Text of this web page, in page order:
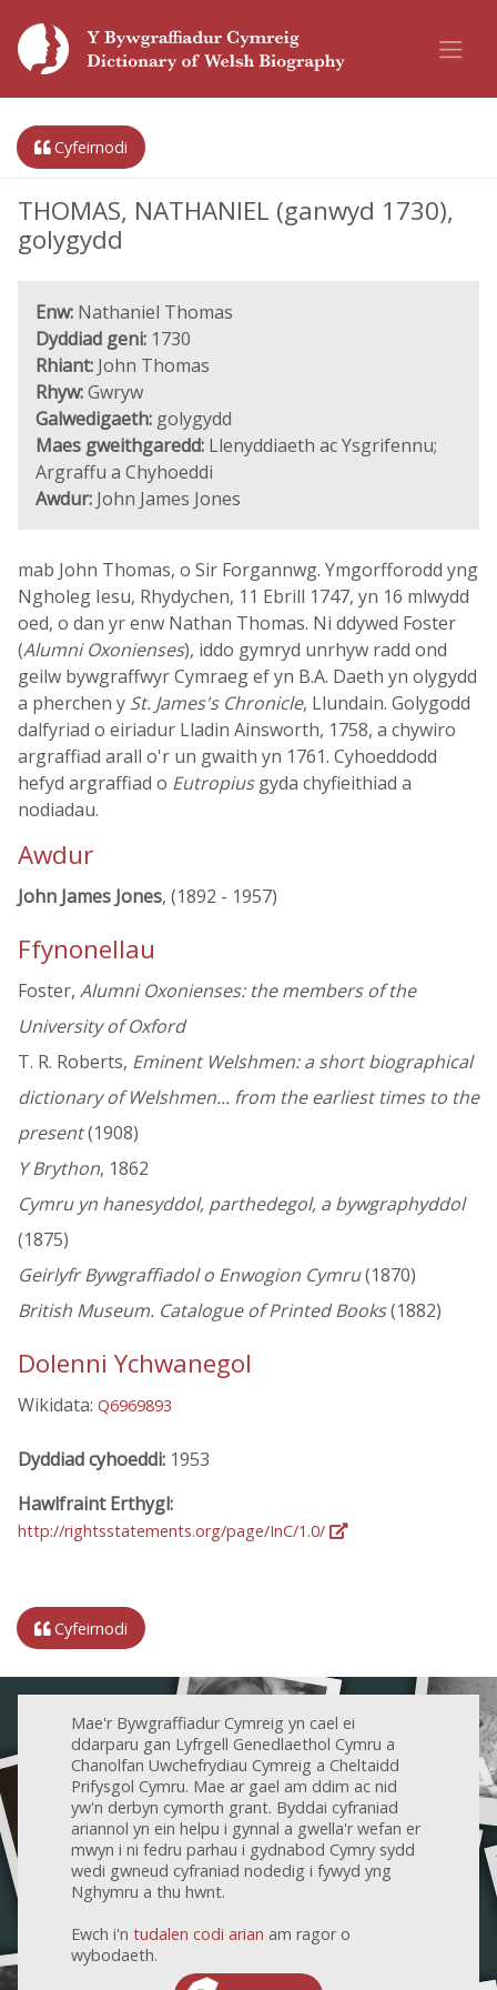
Cyfeirnodi
THOMAS, NATHANIEL (ganwyd 1730),
golygydd
Enw: Nathaniel Thomas
Dyddiad geni: 1730
Rhiant: John Thomas
Rhyw:Gwryw
Galwedigaeth: golygydd
Maes gweithgaredd: Llenyddiaeth ac Ysgrifennu;
Argraffu a Chyhoeddi
Awdur: John James Jones
mab John Thomas, o Sir Forgannwg. Ymgorfforodd yng
Ngholeg Iesu, Rhydychen, 11 Ebrill 1747, yn 16 mlwydd
oed, o dan yr enw Nathan Thomas. Ni ddywed Foster
(Alumni Oxonienses), iddo gymryd unrhyw radd ond
geilw bywgraffwyr Cymraeg ef yn B.A. Daeth yn olygydd
a pherchen y St. James's Chronicle, Llundain. Golygodd
dalfyriad o eiriadur Lladin Ainsworth, 1758, a chywiro
argraffiad arall o'r un gwaith yn 1761. Cyhoeddodd
hefyd argraffiad o Eutropiusgyda chyfieithiad a
nodiadau.
Awdur
John James Jones, (1892 - 1957)
Ffynonellau
Foster, Alumni Oxonienses: the members of the
University of Oxford
T. R. Roberts, Eminent Welshmen: a short biographical
dictionary of Welshmen... from the earliest times to the
present(1908)
Y Brython, 1862
Cymru yn hanesyddol, parthedegol, a bywgraphyddol
(1875)
Geirlyfr Bywgraffiadol o Enwogion Cymru(1870)
British Museum. Catalogue of Printed Books(1882)
Dolenni Ychwanegol
Wikidata: Q6969893
Dyddiad cyhoeddi: 1953
Hawlfraint Erthygl:
http://rightsstatements.org/page/InC/1.0/
Cyfeirnodi
Mae'r Bywgraffiadur Cymreig yn cael ei
ddarparu gan Lyfrgell Genedlaethol Cymru a
Chanolfan Uwchefrydiau Cymreig a Cheltaidd
Prifysgol Cymru. Mae ar gael am ddim ac nid
yw'n derbyn cymorth grant. Byddai cyfraniad
ariannol yn ein helpu i gynnal a gwella'r wefan er
mwyn i ni fedru parhau i gydnabod Cymry sydd
wedi gwneud cyfraniad nodedig i fywyd yng
Nghymru a thu hwnt.
Ewch i'n tudalen codi arian am ragor o
wybodaeth.